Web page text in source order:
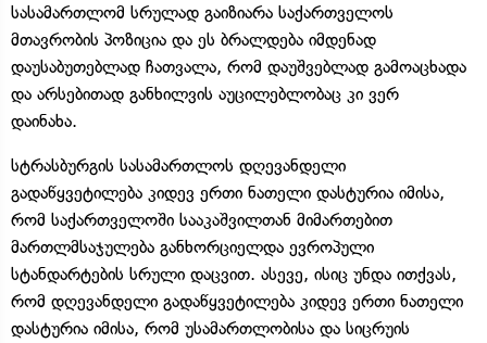
სასამართლომ სრულად გაიზიარა საქართველოს
მთავრობის პოზიცია და ეს ბრალდება იმდენად
დაუსაბუთებლად ჩათვალა, რომ დაუშვებლად გამოაცხადა
და არსებითად განხილვის აუცილებლობაც კი ვერ
დაინახა.
სტრასბურგის სასამართლოს დღევანდელი
გადაწყვეტილება კიდევ ერთი ნათელი დასტურია იმისა,
რომ საქართველოში სააკაშვილთან მიმართებით
მართლმსაჯულება განხორციელდა ევროპული
სტანდარტების სრული დაცვით. ასევე, ისიც უნდა ითქვას,
რომ დღევანდელი გადაწყვეტილება კიდევ ერთი ნათელი
დასტურია იმისა, რომ უსამართლობისა და სიცრუის